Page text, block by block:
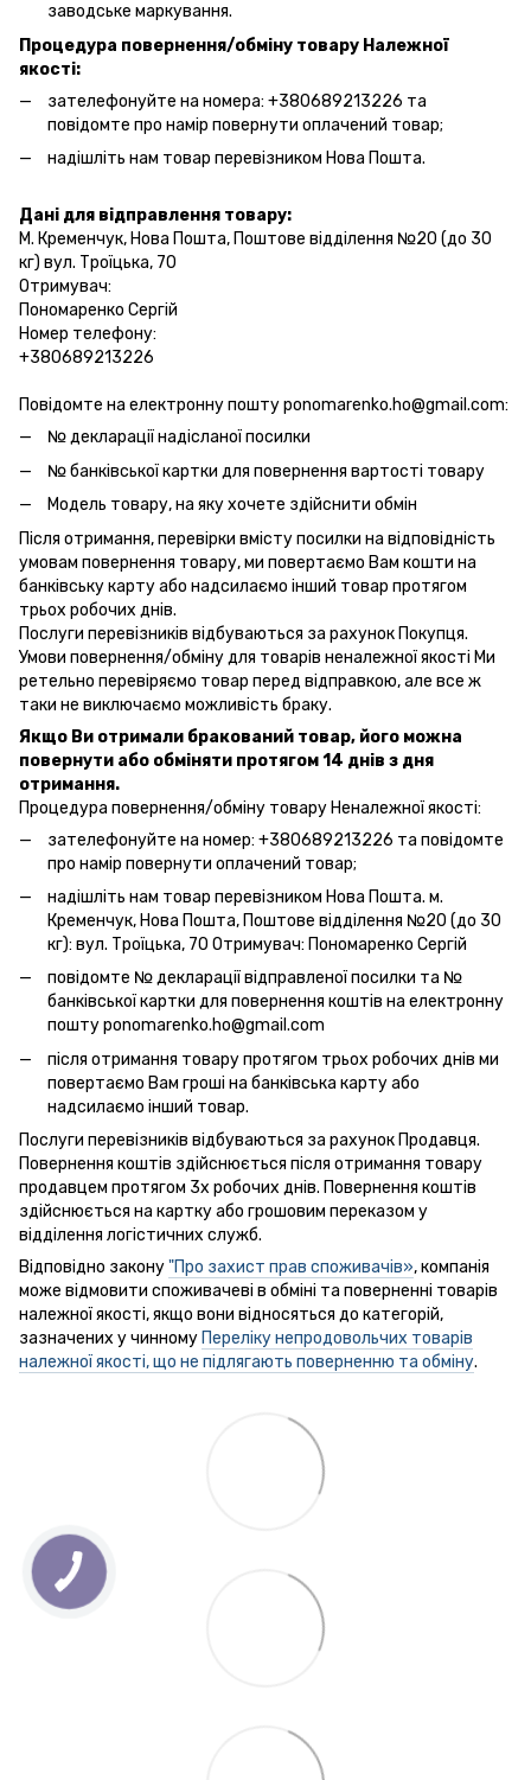
заводське маркування.
Процедура повернення/обміну товару Належної
якості:
зателефонуйте на номера: +380689213226 та
повідомте про намір повернути оплачений товар;
надішліть нам товар перевізником Нова Пошта.
Дані для відправлення товару:
М. Кременчук, Нова Пошта, Поштове відділення №20 (до 30
кг) вул. Троїцька, 70
Отримувач:
Пономаренко Сергій
Номер телефону:
+380689213226
Повідомте на електронну пошту ponomarenko.ho@gmail.com:
№ декларації надісланої посилки
№ банківської картки для повернення вартості товару
Модель товару, на яку хочете здійснити обмін
Після отримання, перевірки вмісту посилки на відповідність
умовам повернення товару, ми повертаємо Вам кошти на
банківську карту або надсилаємо інший товар протягом
трьох робочих днів.
Послуги перевізників відбуваються за рахунок Покупця.
Умови повернення/обміну для товарів неналежної якості Ми
ретельно перевіряємо товар перед відправкою, але все ж
таки не виключаємо можливість браку.
Якщо Ви отримали бракований товар, його можна
повернути або обміняти протягом 14 днів з дня
отримання.
Процедура повернення/обміну товару Неналежної якості:
зателефонуйте на номер: +380689213226 та повідомте
про намір повернути оплачений товар;
надішліть нам товар перевізником Нова Пошта. м.
Кременчук, Нова Пошта, Поштове відділення №20 (до 30
кг): вул. Троїцька, 70 Отримувач: Пономаренко Сергій
повідомте № декларації відправленої посилки та №
банківської картки для повернення коштів на електронну
пошту ponomarenko.ho@gmail.com
після отримання товару протягом трьох робочих днів ми
повертаємо Вам гроші на банківська карту або
надсилаємо інший товар.
Послуги перевізників відбуваються за рахунок Продавця.
Повернення коштів здійснюється після отримання товару
продавцем протягом 3х робочих днів. Повернення коштів
здійснюється на картку або грошовим переказом у
відділення логістичних служб.
Відповідно закону"Про захист прав споживачів», компанія
може відмовити споживачеві в обміні та поверненні товарів
належної якості, якщо вони відносяться до категорій,
зазначених у чинному Переліку непродовольчих товарів
належної якості, що не підлягають поверненню та обміну.